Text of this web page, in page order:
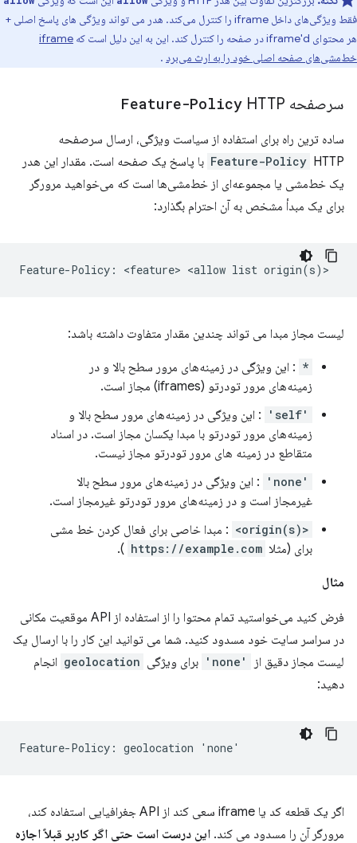
فقط ویژگی‌های داخل iframe را کنترل می‌کند. هدر می تواند ویژگی های پاسخ اصلی +
هر محتوای iframe'd در صفحه را کنترل کند. این به این دلیل است که
iframe
خط‌مشی‌های صفحه اصلی خود را به ارث می‌برد .
سرصفحه Feature-Policy HTTP
ساده ترین راه برای استفاده از سیاست ویژگی، ارسال سرصفحه
Feature-Policy HTTP با پاسخ یک صفحه است. مقدار این هدر
یک خط‌مشی یا مجموعه‌ای از خط‌مشی‌ها است که می‌خواهید مرورگر
برای یک مبدأ مشخص به آن احترام بگذارد:
لیست مجاز مبدا می تواند چندین مقدار متفاوت داشته باشد:
* : این ویژگی در زمینه‌های مرور سطح بالا و در
زمینه‌های مرور تودرتو (iframes) مجاز است.
'self'
: این ویژگی در زمینه‌های مرور سطح بالا و
زمینه‌های مرور تودرتو با مبدا یکسان مجاز است. در اسناد
متقاطع در زمینه های مرور تودرتو مجاز نیست.
'none'
: این ویژگی در زمینه‌های مرور سطح بالا
غیرمجاز است و در زمینه‌های مرور تودرتو غیرمجاز است.
<origin(s)>
: مبدا خاصی برای فعال کردن خط مشی
برای (مثلا https://example.com
).
مثال
فرض کنید می‌خواستید تمام محتوا را از استفاده از API موقعیت مکانی
در سراسر سایت خود مسدود کنید. شما می توانید این کار را با ارسال یک
لیست مجاز دقیق از
'none' برای ویژگی geolocation انجام
دهید:
اگر یک قطعه کد یا iframe سعی کند از API جغرافیایی استفاده کند،
مرورگر آن را مسدود می کند. این درست است حتی اگر کاربر قبلاً اجازه